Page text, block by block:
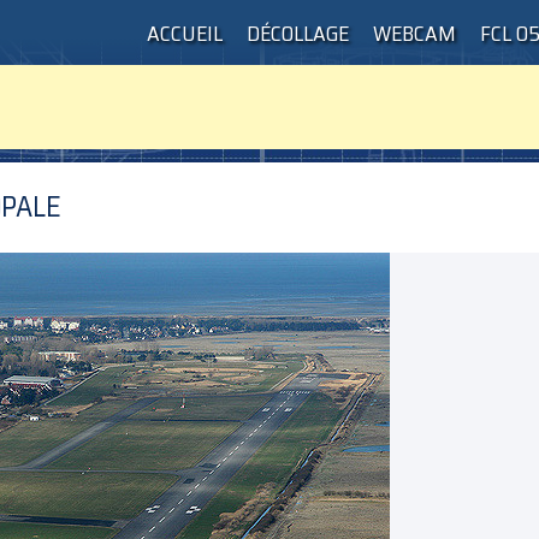
ACCUEIL DÉCOLLAGE WEBCAM FCL